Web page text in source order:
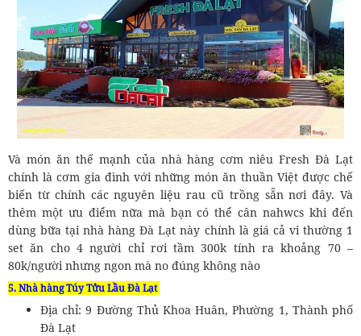
Và món ăn thế mạnh của nhà hàng cơm niêu Fresh Đà Lạt
chính là cơm gia đình với những món ăn thuần Việt được chế
biến từ chính các nguyên liệu rau cũ trồng sẵn nơi đây. Và
thêm một ưu điểm nữa mà bạn có thể cân nahwcs khi đến
dùng bữa tại nhà hàng Đà Lạt này chính là giá cả vi thường 1
set ăn cho 4 người chỉ rơi tầm 300k tính ra khoảng 70 –
80k/người nhưng ngon mà no đúng không nào
5. Nhà hàng Túy Tửu Lầu Đà Lạt
Địa chỉ: 9 Đường Thủ Khoa Huân, Phường 1, Thành phố
Đà Lạt